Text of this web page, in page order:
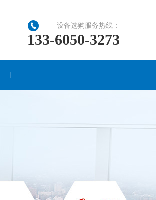
设备选购服务热线：
133-6050-3273